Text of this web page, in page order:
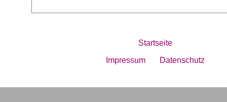
Startseite
Impressum
Datenschutz